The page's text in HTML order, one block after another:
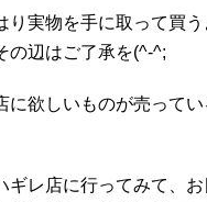
り実物を手に取って買
の辺はご了承を(^-^;
に欲しいものが売って
ギレ店に行ってみて、